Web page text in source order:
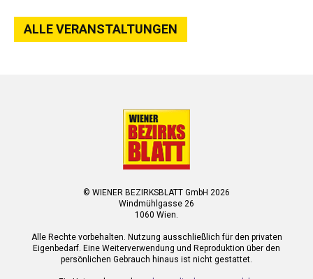
ALLE VERANSTALTUNGEN
© WIENER BEZIRKSBLATT GmbH 2026
Windmühlgasse 26
1060 Wien.
Alle Rechte vorbehalten. Nutzung ausschließlich für den privaten
Eigenbedarf. Eine Weiterverwendung und Reproduktion über den
persönlichen Gebrauch hinaus ist nicht gestattet.